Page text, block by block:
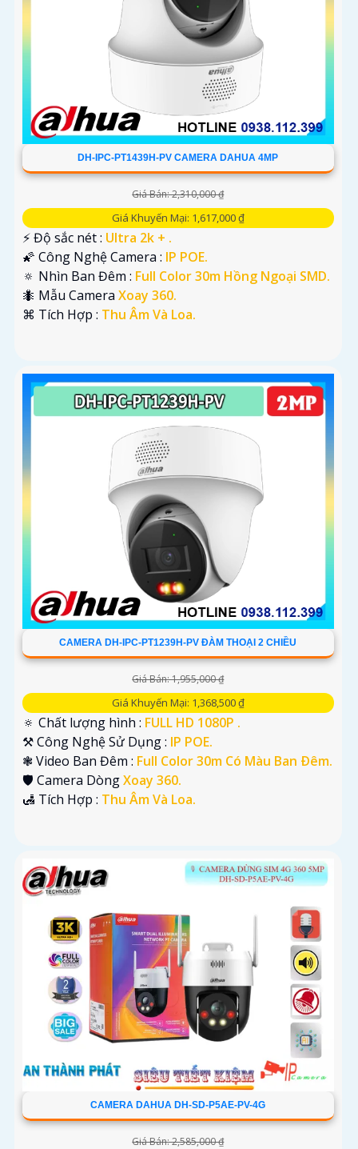
DH-IPC-PT1439H-PV CAMERA DAHUA 4MP
Giá Bán: 2,310,000 ₫
Giá Khuyến Mại: 1,617,000 ₫
️⚡ Độ sắc nét : Ultra 2k + .
🌠 Công Nghệ Camera : IP POE.
🔅 Nhìn Ban Đêm : Full Color 30m Hồng Ngoại SMD.
🐜 Mẫu Camera Xoay 360.
️⌘ Tích Hợp : Thu Âm Và Loa.
CAMERA DH-IPC-PT1239H-PV ĐÀM THOẠI 2 CHIỀU
Giá Bán: 1,955,000 ₫
Giá Khuyến Mại: 1,368,500 ₫
🔅 Chất lượng hình : FULL HD 1080P .
⚒ Công Nghệ Sử Dụng : IP POE.
❃ Video Ban Đêm : Full Color 30m Có Màu Ban Ðêm.
🛡 Camera DòngXoay 360.
️🛃 Tích Hợp : Thu Âm Và Loa.
CAMERA DAHUA DH-SD-P5AE-PV-4G
Giá Bán: 2,585,000 ₫